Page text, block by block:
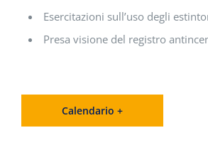
Esercitazioni sull’uso degli
Presa visione del registro
Calendario +